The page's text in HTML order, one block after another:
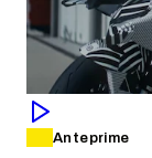
Anteprime